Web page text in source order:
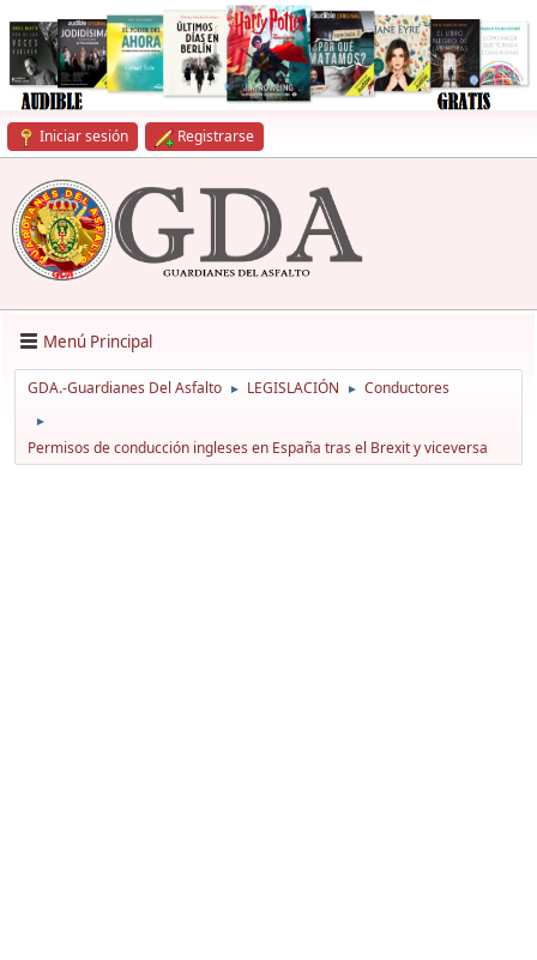
Iniciar sesión Registrarse
Menú Principal
GDA.-Guardianes Del Asfalto ► LEGISLACIÓN ► Conductores
►
Permisos de conducción ingleses en España tras el Brexit y viceversa